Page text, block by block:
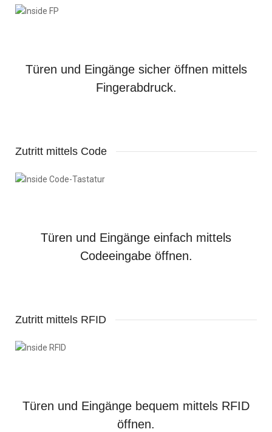
Türen und Eingänge sicher öffnen mittels
Fingerabdruck.
Zutritt mittels Code
Türen und Eingänge einfach mittels
Codeeingabe öffnen.
Zutritt mittels RFID
Türen und Eingänge bequem mittels RFID
öffnen.